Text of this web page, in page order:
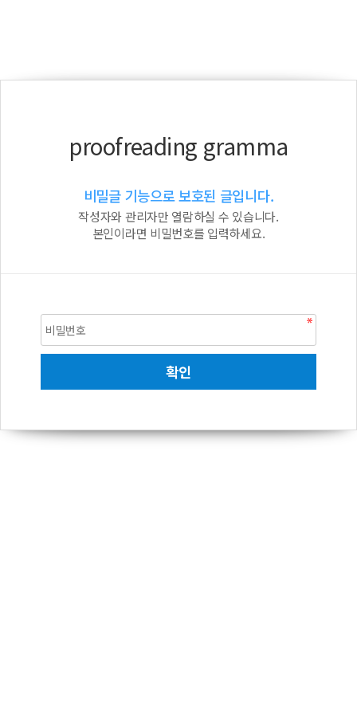
proofreading gramma
비밀글 기능으로 보호된 글입니다.
작성자와 관리자만 열람하실 수 있습니다.
본인이라면 비밀번호를 입력하세요.